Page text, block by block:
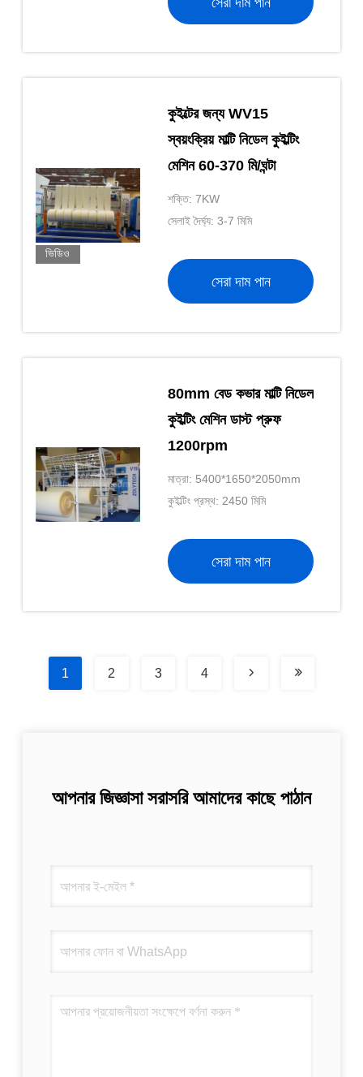
ভিডিও
কুইল্টের জন্য WV15
স্বয়ংক্রিয় মাল্টি নিডেল কুইল্টিং
মেশিন 60-370 মি/ঘন্টা
শক্তি: 7KW
সেলাই দৈর্ঘ্য: 3-7 মিমি
সেরা দাম পান
80mm বেড কভার মাল্টি নিডেল
কুইল্টিং মেশিন ডাস্ট প্রুফ
1200rpm
মাত্রা: 5400*1650*2050mm
কুইল্টিং প্রস্থ: 2450 মিমি
সেরা দাম পান
1 2 3 4
আপনার জিজ্ঞাসা সরাসরি আমাদের কাছে পাঠান